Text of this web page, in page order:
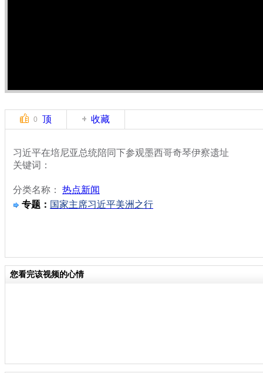
0 顶 收藏
习近平在培尼亚总统陪同下参观墨西哥奇琴伊察遗址
关键词：
分类名称： 热点新闻
专题： 国家主席习近平美洲之行
您看完该视频的心情